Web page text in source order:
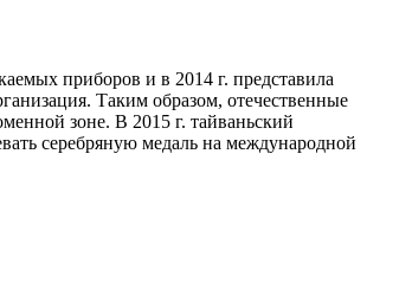
приборов и в 2014 г. представила
Таким образом, отечественные
зоне. В 2015 г. тайваньский
серебряную медаль на международной